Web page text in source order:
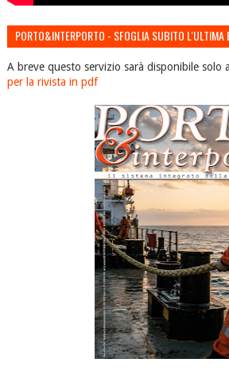
PORTO&INTERPORTO - SFOGLIA SUBITO L'ULTIMA
A breve questo servizio sarà disponibile solo
per la rivista in pdf